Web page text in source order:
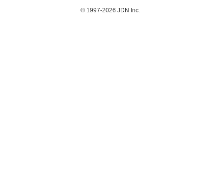
© 1997-2026 JDN Inc.